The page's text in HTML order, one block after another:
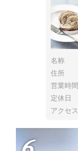
食べて
め行っ
名称
住所
営業時間
定休日
アクセス